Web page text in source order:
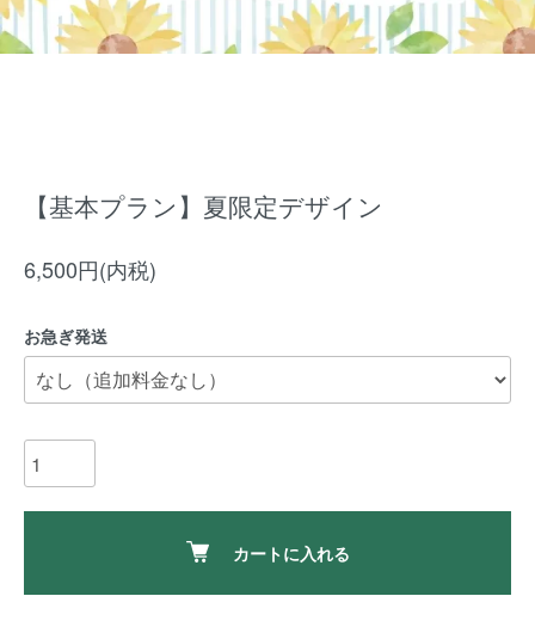
【基本プラン】夏限定デザイン
6,500円(内税)
お急ぎ発送
カートに入れる